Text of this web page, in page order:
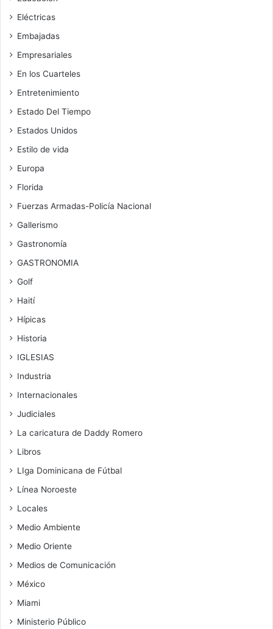
Eléctricas
Embajadas
Empresariales
En los Cuarteles
Entretenimiento
Estado Del Tiempo
Estados Unidos
Estilo de vida
Europa
Florida
Fuerzas Armadas-Policía Nacional
Gallerismo
Gastronomía
GASTRONOMIA
Golf
Haití
Hípicas
Historia
IGLESIAS
Industria
Internacionales
Judiciales
La caricatura de Daddy Romero
Libros
LIga Dominicana de Fútbal
Línea Noroeste
Locales
Medio Ambiente
Medio Oriente
Medios de Comunicación
México
Miami
Ministerio Público